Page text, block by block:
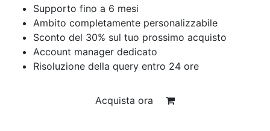
Supporto fino a 6 mesi
Ambito completamente personalizzabile
Sconto del 30% sul tuo prossimo acquisto
Account manager dedicato
Risoluzione della query entro 24 ore
Acquista ora